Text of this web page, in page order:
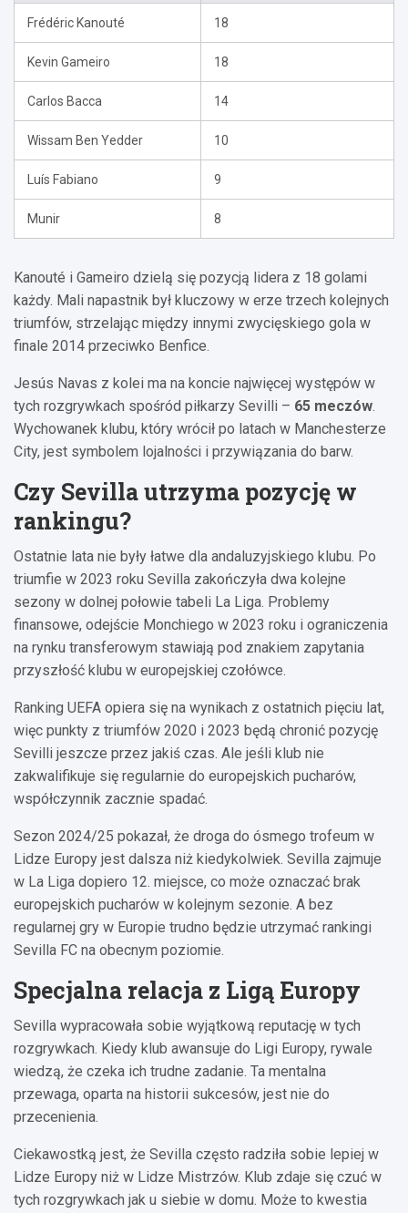
Frédéric Kanouté 18
Kevin Gameiro 18
Carlos Bacca 14
Wissam Ben Yedder 10
Luís Fabiano 9
Munir 8
Kanouté i Gameiro dzielą się pozycją lidera z 18 golami
każdy. Mali napastnik był kluczowy w erze trzech kolejnych
triumfów, strzelając między innymi zwycięskiego gola w
finale 2014 przeciwko Benfice.
Jesús Navas z kolei ma na koncie najwięcej występów w
tych rozgrywkach spośród piłkarzy Sevilli – 65 meczów.
Wychowanek klubu, który wrócił po latach w Manchesterze
City, jest symbolem lojalności i przywiązania do barw.
Czy Sevilla utrzyma pozycję w
rankingu?
Ostatnie lata nie były łatwe dla andaluzyjskiego klubu. Po
triumfie w 2023 roku Sevilla zakończyła dwa kolejne
sezony w dolnej połowie tabeli La Liga. Problemy
finansowe, odejście Monchiego w 2023 roku i ograniczenia
na rynku transferowym stawiają pod znakiem zapytania
przyszłość klubu w europejskiej czołówce.
Ranking UEFA opiera się na wynikach z ostatnich pięciu lat,
więc punkty z triumfów 2020 i 2023 będą chronić pozycję
Sevilli jeszcze przez jakiś czas. Ale jeśli klub nie
zakwalifikuje się regularnie do europejskich pucharów,
współczynnik zacznie spadać.
Sezon 2024/25 pokazał, że droga do ósmego trofeum w
Lidze Europy jest dalsza niż kiedykolwiek. Sevilla zajmuje
w La Liga dopiero 12. miejsce, co może oznaczać brak
europejskich pucharów w kolejnym sezonie. A bez
regularnej gry w Europie trudno będzie utrzymać rankingi
Sevilla FC na obecnym poziomie.
Specjalna relacja z Ligą Europy
Sevilla wypracowała sobie wyjątkową reputację w tych
rozgrywkach. Kiedy klub awansuje do Ligi Europy, rywale
wiedzą, że czeka ich trudne zadanie. Ta mentalna
przewaga, oparta na historii sukcesów, jest nie do
przecenienia.
Ciekawostką jest, że Sevilla często radziła sobie lepiej w
Lidze Europy niż w Lidze Mistrzów. Klub zdaje się czuć w
tych rozgrywkach jak u siebie w domu. Może to kwestia